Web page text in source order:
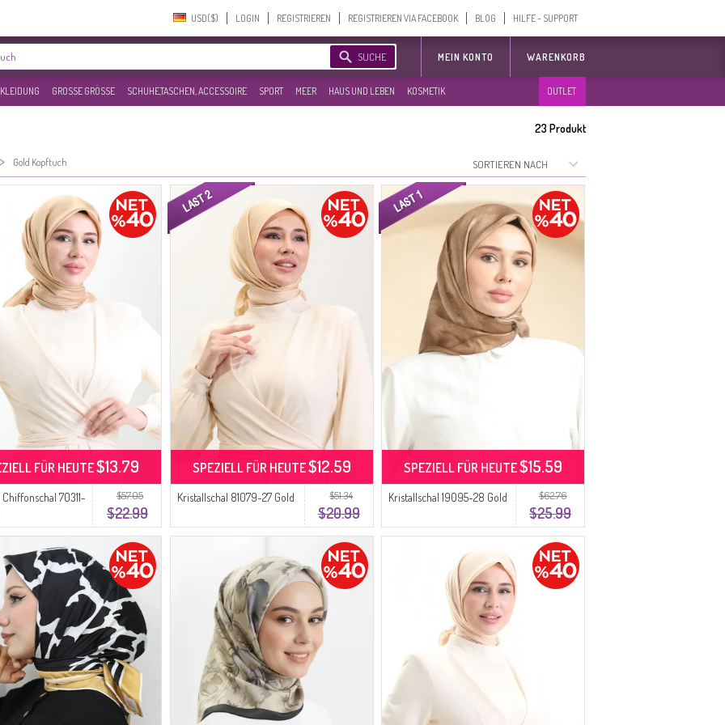
USD($)‎ LOGIN REGISTRIEREN REGISTRIEREN VIA FACEBOOK BLOG HILFE - SUPPORT
SUCHE MEIN KONTO WARENKORB
GROSSE GRÖSSE SCHUHE,TASCHEN, ACCESSOIRE SPORT MEER HAUS UND LEBEN KOSMETIK OUTLET
23Produkt
> Gold Kopftuch
$57.05
$22.99
70311-
FÜR HEUTE$13.79
$51.34
$20.99
Kristallschal 81079-27 Gold
SPEZIELL FÜR HEUTE$12.59
$62.76
$25.99
Kristallschal 19095-28 Gold
SPEZIELL FÜR HEUTE$15.59